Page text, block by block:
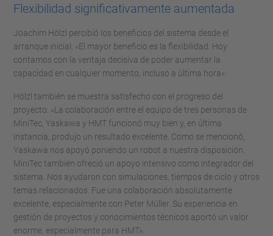
Flexibilidad significativamente aumentada
Joachim Hölzl percibió los beneficios del sistema desde el
arranque inicial: «El mayor beneficio es la flexibilidad. Hoy
contamos con la ventaja decisiva de poder aumentar la
capacidad en cualquier momento, incluso a última hora».
Hölzl también se muestra satisfecho con el progreso del
proyecto: «La colaboración entre el equipo de tres personas de
MiniTec, Yaskawa y HMT funcionó muy bien y, en última
instancia, produjo un resultado excelente. Como se mencionó,
Yaskawa nos apoyó poniendo un robot a nuestra disposición.
MiniTec también ofreció un apoyo intensivo como integrador del
sistema. Nos ayudaron con simulaciones, tiempos de ciclo y otros
temas relacionados. Fue una colaboración absolutamente
excelente, especialmente con Peter Müller. Su experiencia en
gestión de proyectos y conocimientos técnicos aportó un valor
enorme, especialmente para HMT».